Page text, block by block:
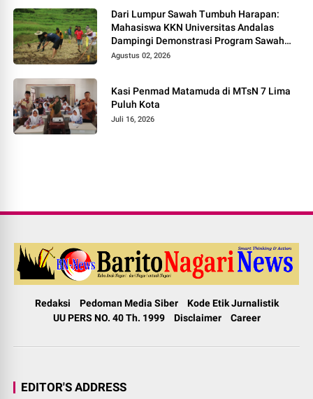
Dari Lumpur Sawah Tumbuh Harapan:
Mahasiswa KKN Universitas Andalas
Dampingi Demonstrasi Program Sawah
Pokok Murah di Jorong Bayua
Agustus 02, 2026
Kasi Penmad Matamuda di MTsN 7 Lima
Puluh Kota
Juli 16, 2026
Redaksi Pedoman Media Siber
Kode Etik Jurnalistik
UU PERS NO. 40 Th. 1999
Disclaimer Career
EDITOR'S ADDRESS